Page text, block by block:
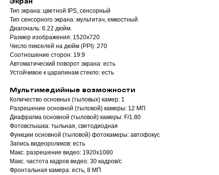
Экран
Тип экрана: цветной IPS, сенсорный
Тип сенсорного экрана: мультитач, емкостный
Диагональ: 6.22 дюйм.
Размер изображения: 1520x720
Число пикселей на дюйм (PPI): 270
Соотношение сторон: 19:9
Автоматический поворот экрана: есть
Устойчивое к царапинам стекло: есть
Мультимедийные возможности
Количество основных (тыловых) камер: 1
Разрешение основной (тыловой) камеры: 12 МП
Диафрагма основной (тыловой) камеры: F/1.80
Фотовспышка: тыльная, светодиодная
Функции основной (тыловой) фотокамеры: автофокус
Запись видеороликов: есть
Макс. разрешение видео: 1920x1080
Макс. частота кадров видео: 30 кадров/с
Фронтальная камера: есть, 8 МП